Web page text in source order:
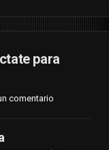
para
comentario